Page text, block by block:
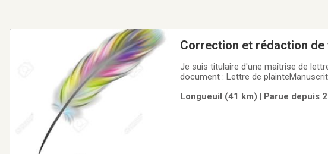
Correction et rédaction
Je suis titulaire d'une maîtrise de lettres
document : Lettre de
de vous aider
Longueuil (41 km) | Parue depuis